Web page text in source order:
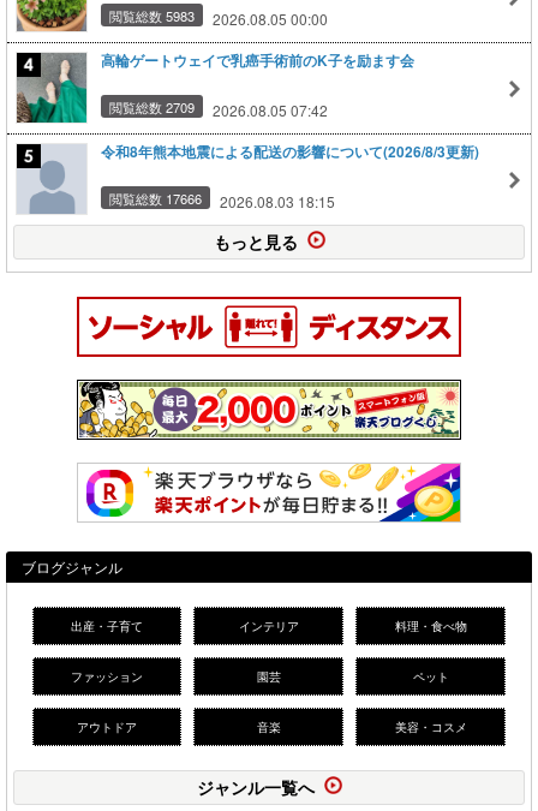
閲覧総数 5983 2026.08.05 00:00
高輪ゲートウェイで乳癌手術前のK子を励ます会
閲覧総数 2709 2026.08.05 07:42
令和8年熊本地震による配送の影響について(2026/8/3更新)
閲覧総数 17666 2026.08.03 18:15
もっと見る
ブログジャンル
出産・子育て インテリア 料理・食べ物
ファッション 園芸 ペット
アウトドア 音楽 美容・コスメ
ジャンル一覧へ